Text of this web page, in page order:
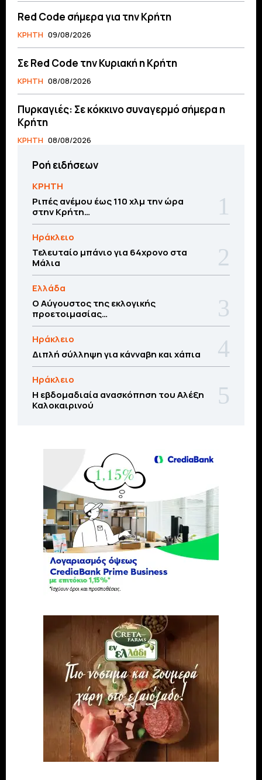
Red Code σήμερα για την Κρήτη
ΚΡΗΤΗ 09/08/2026
Σε Red Code την Κυριακή η Κρήτη
ΚΡΗΤΗ 08/08/2026
Πυρκαγιές: Σε κόκκινο συναγερμό σήμερα η
Κρήτη
ΚΡΗΤΗ 08/08/2026
Ροή ειδήσεων
ΚΡΗΤΗ
Ριπές ανέμου έως 110 χλμ την ώρα
στην Κρήτη…
Ηράκλειο
Τελευταίο μπάνιο για 64χρονο στα
Μάλια
Ελλάδα
Ο Αύγουστος της εκλογικής
προετοιμασίας…
Ηράκλειο
Διπλή σύλληψη για κάνναβη και χάπια
Ηράκλειο
Η εβδομαδιαία ανασκόπηση του Αλέξη
Καλοκαιρινού